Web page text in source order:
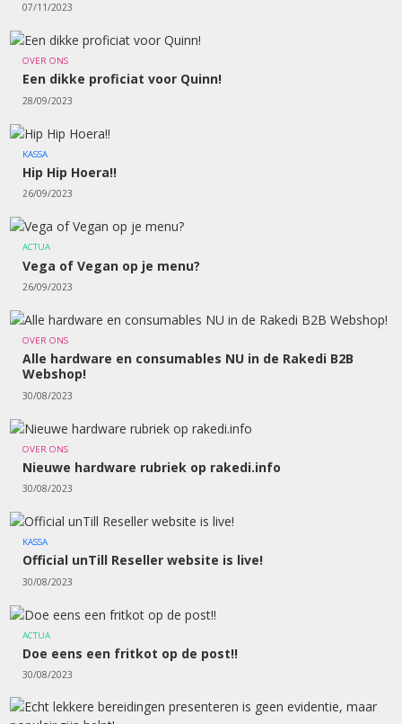
07/11/2023
OVER ONS
Een dikke proficiat voor Quinn!
28/09/2023
KASSA
Hip Hip Hoera!!
26/09/2023
ACTUA
Vega of Vegan op je menu?
26/09/2023
OVER ONS
Alle hardware en consumables NU in de Rakedi B2B
Webshop!
30/08/2023
OVER ONS
Nieuwe hardware rubriek op rakedi.info
30/08/2023
KASSA
Official unTill Reseller website is live!
30/08/2023
ACTUA
Doe eens een fritkot op de post!!
30/08/2023